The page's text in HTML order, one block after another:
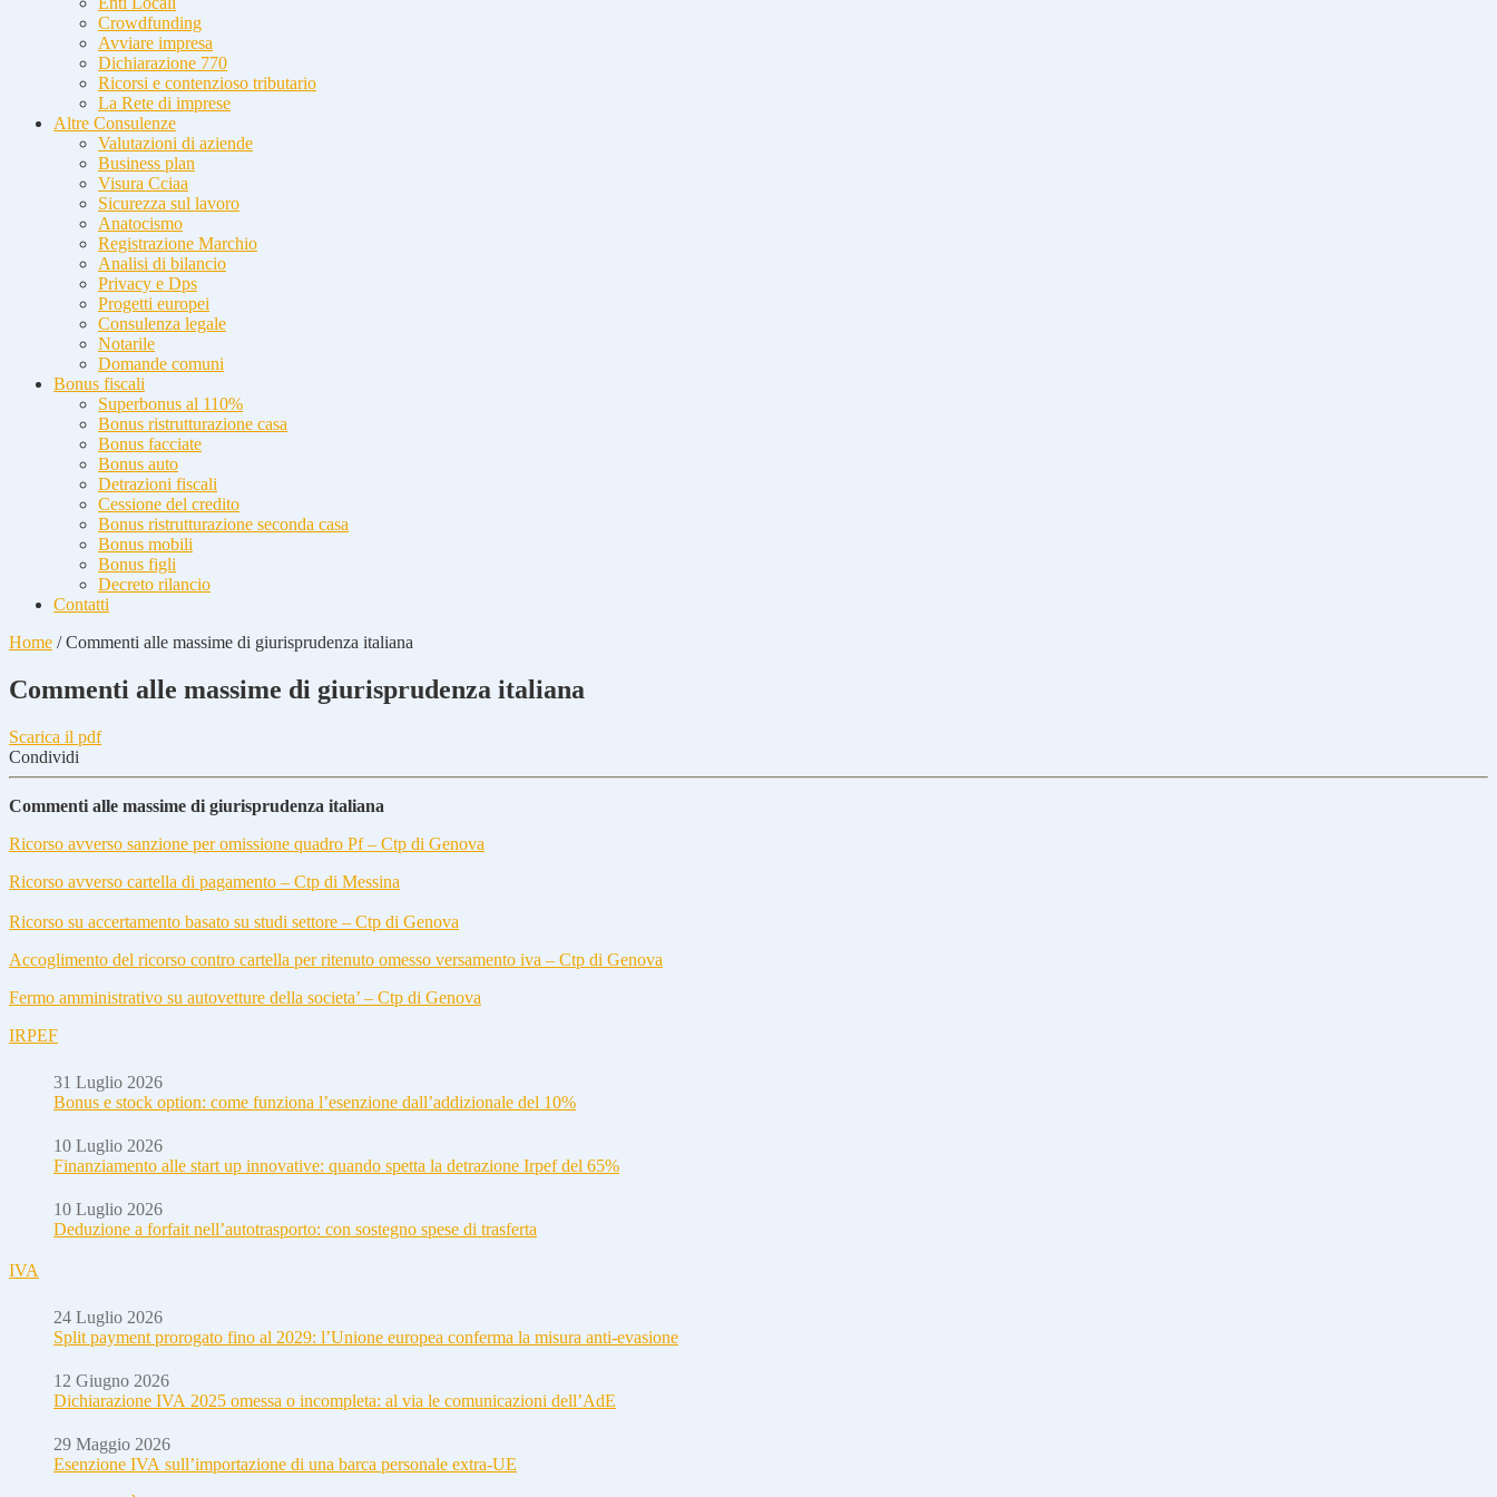
Crowdfunding
Avviare impresa
Dichiarazione 770
Ricorsi e contenzioso tributario
La Rete di imprese
Altre Consulenze
Valutazioni di aziende
Business plan
Visura Cciaa
Sicurezza sul lavoro
Anatocismo
Registrazione Marchio
Analisi di bilancio
Privacy e Dps
Progetti europei
Consulenza legale
Notarile
Domande comuni
Bonus fiscali
Superbonus al 110%
Bonus ristrutturazione casa
Bonus facciate
Bonus auto
Detrazioni fiscali
Cessione del credito
Bonus ristrutturazione seconda casa
Bonus mobili
Bonus figli
Decreto rilancio
Contatti
Home /Commenti alle massime di giurisprudenza italiana
Commenti alle massime di giurisprudenza italiana
Scarica il pdf
Condividi
Commenti alle massime di giurisprudenza italiana
Ricorso avverso sanzione per omissione quadro Pf – Ctp di Genova
Ricorso avverso cartella di pagamento – Ctp di Messina
Ricorso su accertamento basato su studi settore – Ctp di Genova
Accoglimento del ricorso contro cartella per ritenuto omesso versamento iva – Ctp di Genova
Fermo amministrativo su autovetture della societa’ – Ctp di Genova
IRPEF
31 Luglio 2026
Bonus e stock option: come funziona l’esenzione dall’addizionale del 10%
10 Luglio 2026
Finanziamento alle start up innovative: quando spetta la detrazione Irpef del 65%
10 Luglio 2026
Deduzione a forfait nell’autotrasporto: con sostegno spese di trasferta
IVA
24 Luglio 2026
Split payment prorogato fino al 2029: l’Unione europea conferma la misura anti-evasione
12 Giugno 2026
Dichiarazione IVA 2025 omessa o incompleta: al via le comunicazioni dell’AdE
29 Maggio 2026
Esenzione IVA sull’importazione di una barca personale extra-UE